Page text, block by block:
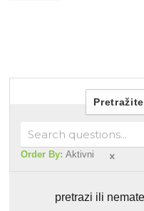
Order By:Aktivni
pretrazi ili